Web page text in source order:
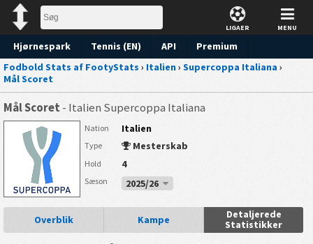
LIGAER MENU
Hjørnespark Tennis (EN) API Premium
Forudsigelse
Fodbold Stats af FootyStats › Italien› Supercoppa Italiana ›
Mål Scoret
Mål Scoret - Italien Supercoppa Italiana
Nation Italien
Type Mesterskab
Hold 4
Sæson 2025/26
Overblik Kampe
Detaljerede
Statistikker